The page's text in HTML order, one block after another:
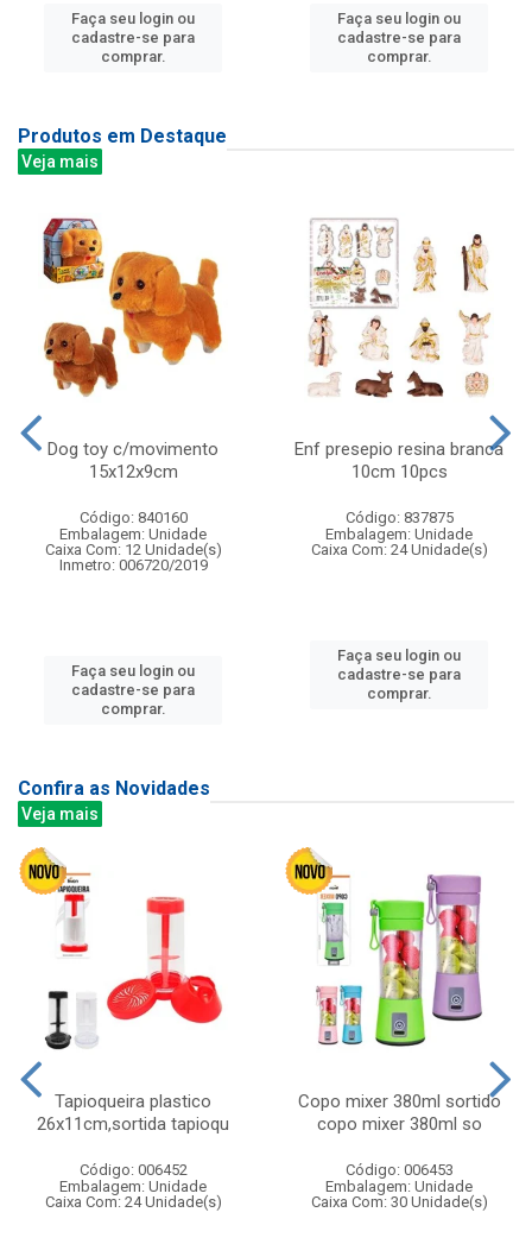
Faça seu login ou
cadastre-se para
comprar.
Faça seu login ou
cadastre-se para
comprar.
Produtos em Destaque
Veja mais
Dog toy c/movimento
15x12x9cm
Código: 840160
Embalagem: Unidade
Caixa Com: 12 Unidade(s)
Inmetro: 006720/2019
Faça seu login ou
cadastre-se para
comprar.
Enf presepio resina branca
10cm 10pcs
Código: 837875
Embalagem: Unidade
Caixa Com: 24 Unidade(s)
Faça seu login ou
cadastre-se para
comprar.
Confira as Novidades
Veja mais
Tapioqueira plastico
26x11cm,sortida tapioqu
Código: 006452
Embalagem: Unidade
Caixa Com: 24 Unidade(s)
Copo mixer 380ml sortido
copo mixer 380ml so
Código: 006453
Embalagem: Unidade
Caixa Com: 30 Unidade(s)